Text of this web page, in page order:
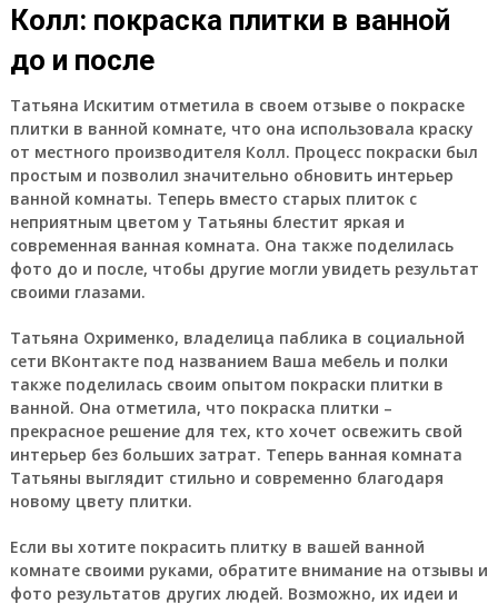
Колл: покраска плитки в ванной
до и после
Татьяна Искитим отметила в своем отзыве о покраске
плитки в ванной комнате, что она использовала краску
от местного производителя Колл. Процесс покраски был
простым и позволил значительно обновить интерьер
ванной комнаты. Теперь вместо старых плиток с
неприятным цветом у Татьяны блестит яркая и
современная ванная комната. Она также поделилась
фото до и после, чтобы другие могли увидеть результат
своими глазами.
Татьяна Охрименко, владелица паблика в социальной
сети ВКонтакте под названием Ваша мебель и полки
также поделилась своим опытом покраски плитки в
ванной. Она отметила, что покраска плитки –
прекрасное решение для тех, кто хочет освежить свой
интерьер без больших затрат. Теперь ванная комната
Татьяны выглядит стильно и современно благодаря
новому цвету плитки.
Если вы хотите покрасить плитку в вашей ванной
комнате своими руками, обратите внимание на отзывы и
фото результатов других людей. Возможно, их идеи и